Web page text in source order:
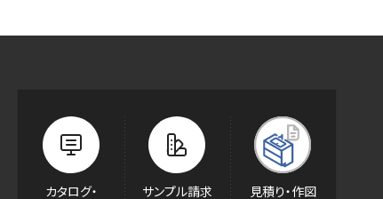
カタログ・
サンプル請求
見積り・作図